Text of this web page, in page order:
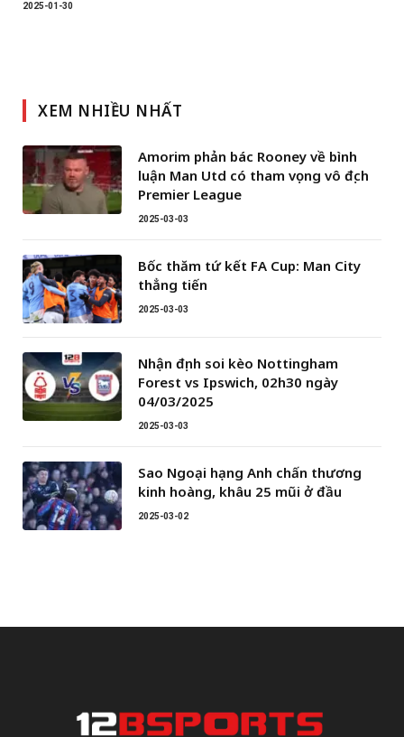
2025-01-30
XEM NHIỀU NHẤT
Amorim phản bác Rooney về bình
luận Man Utd có tham vọng vô địch
Premier League
2025-03-03
Bốc thăm tứ kết FA Cup: Man City
thẳng tiến
2025-03-03
Nhận định soi kèo Nottingham
Forest vs Ipswich, 02h30 ngày
04/03/2025
2025-03-03
Sao Ngoại hạng Anh chấn thương
kinh hoàng, khâu 25 mũi ở đầu
2025-03-02